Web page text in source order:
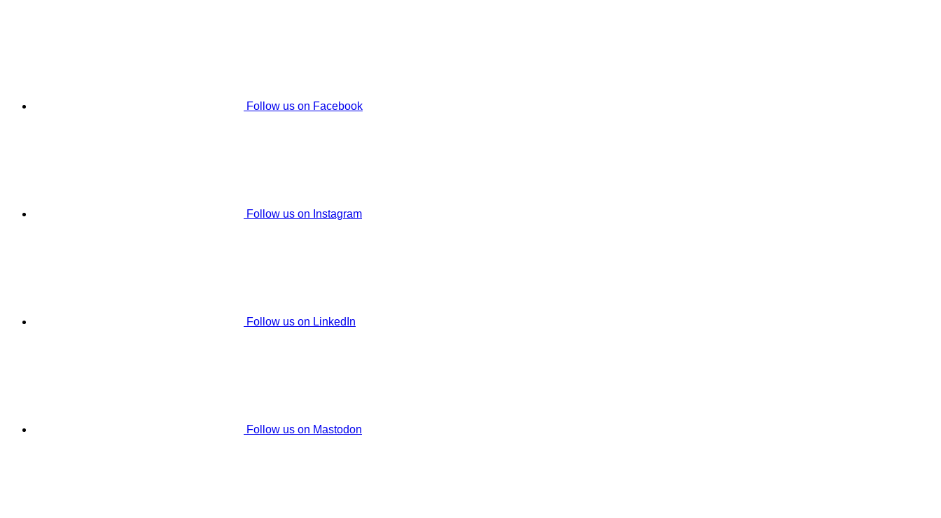
Follow us on Facebook
Follow us on Instagram
Follow us on LinkedIn
Follow us on Mastodon